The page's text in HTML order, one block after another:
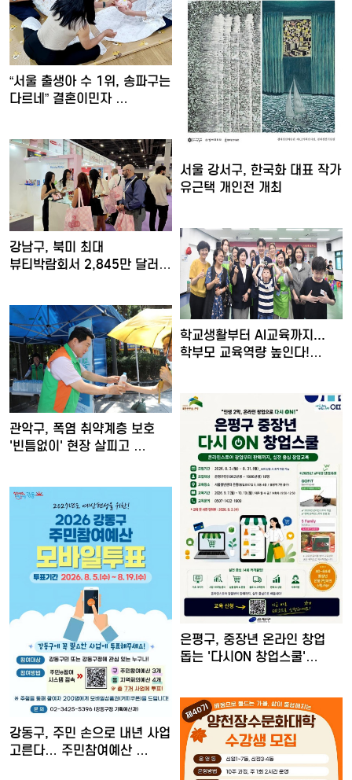
“서울 출생아 수 1위, 송파구는
다르네” 결혼이민자 …
서울 강서구, 한국화 대표 작가
유근택 개인전 개최
강남구, 북미 최대
뷰티박람회서 2,845만 달러
학교생활부터 AI교육까지...
학부모 교육역량 높인다!…
관악구, 폭염 취약계층 보호
'빈틈없이' 현장 살피고 …
은평구, 중장년 온라인 창업
돕는 '다시ON 창업스쿨'…
강동구, 주민 손으로 내년 사업
고른다… 주민참여예산 …